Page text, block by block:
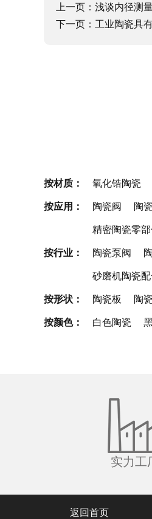
上一页： 浅谈内径测
下一页： 工业陶瓷具
按材质： 氧化锆陶瓷
按应用： 陶瓷阀 陶
精密陶瓷零
按行业： 陶瓷泵阀
砂磨机陶瓷
按形状： 陶瓷板 陶
按颜色： 白色陶瓷
实力工
返回首页